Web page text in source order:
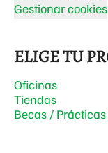
Gestionar cookies
ELIGE TU
Oficinas
Tiendas
Becas /